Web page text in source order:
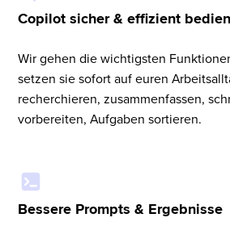
Copilot sicher & effizient
Wir gehen die wichtigsten
setzen sie sofort auf euren
recherchieren, zusammenfassen,
vorbereiten, Aufgaben sortieren.
Bessere Prompts & Ergebnisse